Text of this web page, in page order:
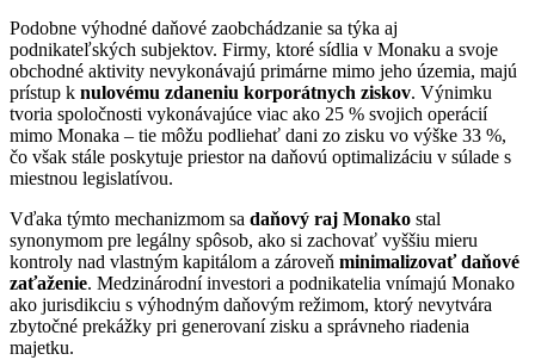
Podobne výhodné daňové zaobchádzanie sa týka aj
podnikateľských subjektov. Firmy, ktoré sídlia v Monaku a svoje
obchodné aktivity nevykonávajú primárne mimo jeho územia, majú
prístup k nulovému zdaneniu korporátnych ziskov. Výnimku
tvoria spoločnosti vykonávajúce viac ako 25 % svojich operácií
mimo Monaka – tie môžu podliehať dani zo zisku vo výške 33 %,
čo však stále poskytuje priestor na daňovú optimalizáciu v súlade s
miestnou legislatívou.
Vďaka týmto mechanizmom sa daňový raj Monako stal
synonymom pre legálny spôsob, ako si zachovať vyššiu mieru
kontroly nad vlastným kapitálom a zároveň minimalizovať daňové
zaťaženie. Medzinárodní investori a podnikatelia vnímajú Monako
ako jurisdikciu s výhodným daňovým režimom, ktorý nevytvára
zbytočné prekážky pri generovaní zisku a správneho riadenia
majetku.